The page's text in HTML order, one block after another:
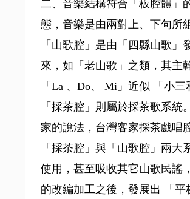
二、音樂結構符合「板腔體」
態，音樂是由兩對上、下句所
「山歌腔」是由「四縣山歌」
來，如「老山歌」之類，其主
「La 、Do、 Mi」近似 「小三
「採茶腔」則屬於採茶歌系統
家的說法，台灣客家採茶戲唱
「採茶腔」與「山歌腔」兩大
使用，甚至吸收其它山歌民謠
的改編加工之後，發展出 「平